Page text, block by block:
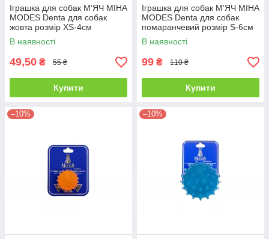
Іграшка для собак М'ЯЧ МІНА
MODES Denta для собак
жовта розмір XS-4см
В наявності
49,50 ₴ 55 ₴
Купити
Іграшка для собак М'ЯЧ МІНА
MODES Denta для собак
помаранчевий розмір S-6см
В наявності
99 ₴ 110 ₴
Купити
–10% –10%